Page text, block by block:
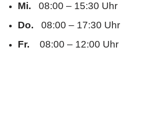
Mi. 08:00 – 15:30 Uhr
Do. 08:00 – 17:30 Uhr
Fr. 08:00 – 12:00 Uhr